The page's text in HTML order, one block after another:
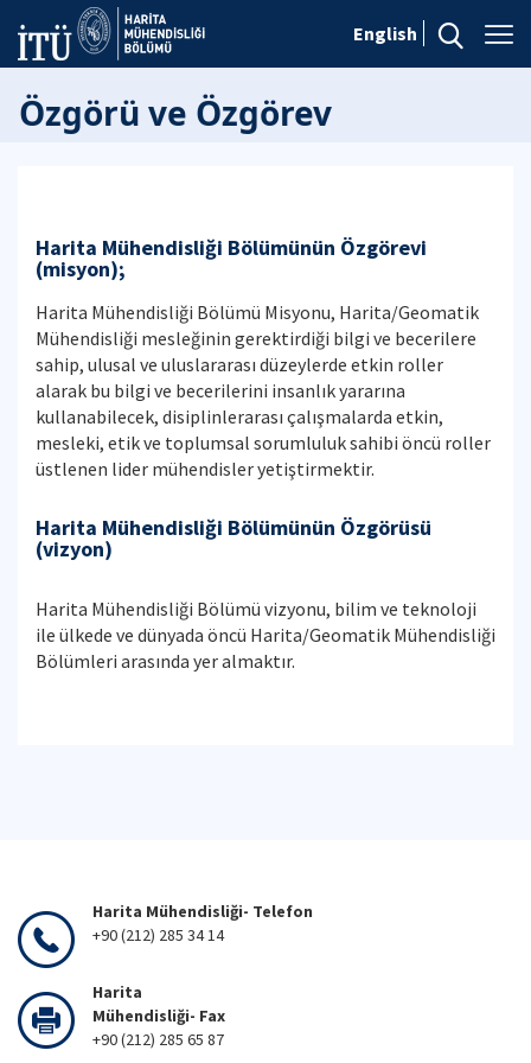
English
Özgörü ve Özgörev
Harita Mühendisliği Bölümünün Özgörevi
(misyon);
Harita Mühendisliği Bölümü Misyonu, Harita/Geomatik
Mühendisliği mesleğinin gerektirdiği bilgi ve becerilere
sahip, ulusal ve uluslararası düzeylerde etkin roller
alarak bu bilgi ve becerilerini insanlık yararına
kullanabilecek, disiplinlerarası çalışmalarda etkin,
mesleki, etik ve toplumsal sorumluluk sahibi öncü roller
üstlenen lider mühendisler yetiştirmektir.
Harita Mühendisliği Bölümünün Özgörüsü
(vizyon)
Harita Mühendisliği Bölümü vizyonu, bilim ve teknoloji
ile ülkede ve dünyada öncü Harita/Geomatik Mühendisliği
Bölümleri arasında yer almaktır.
Harita Mühendisliği- Telefon
+90 (212) 285 34 14
Harita
Mühendisliği- Fax
+90 (212) 285 65 87